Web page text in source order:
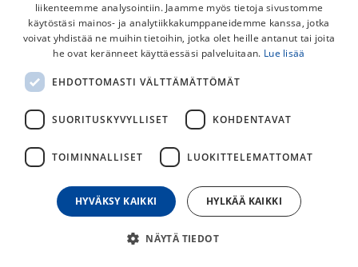
Orbea Seisontatuki Mooi MX/Onna
27/29"
Seisontatuki Orbea Onna ja MX pyörämalleille.
liikenteemme analysointiin. Jaamme myös tietoja sivustomme
käytöstäsi mainos- ja analytiikkakumppaneidemme kanssa, jotka
voivat yhdistää ne muihin tietoihin, jotka olet heille antanut tai joita
he ovat keränneet käyttäessäsi palveluitaan. Lue lisää
EHDOTTOMASTI VÄLTTÄMÄTTÖMÄT
SUORITUSKYVYLLISET KOHDENTAVAT
TOIMINNALLISET LUOKITTELEMATTOMAT
HYVÄKSY KAIKKI HYLKÄÄ KAIKKI
NÄYTÄ TIEDOT